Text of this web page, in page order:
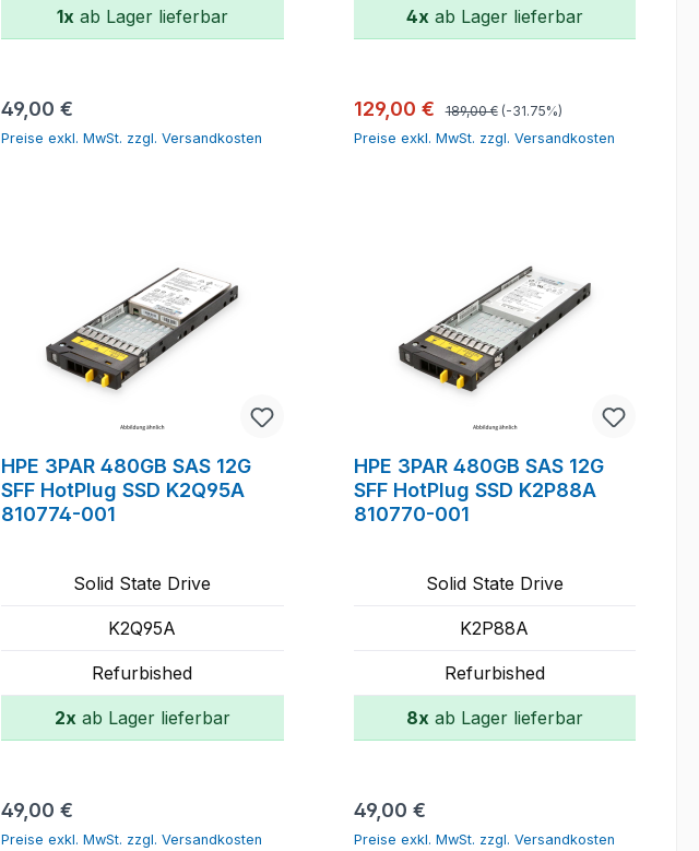
1x ab Lager lieferbar
Regulärer Preis:
49,00 €
Preise exkl. MwSt. zzgl. Versandkosten
4x ab Lager lieferbar
Verkaufspreis:
129,00 € Regulärer Preis:
189,00 € (-31.75%)
Preise exkl. MwSt. zzgl. Versandkosten
In den Warenkorb
HPE 3PAR 480GB SAS 12G
SFF HotPlug SSD K2Q95A
810774-001
Solid State Drive
K2Q95A
Refurbished
2x ab Lager lieferbar
Regulärer Preis:
49,00 €
Preise exkl. MwSt. zzgl. Versandkosten
HPE 3PAR 480GB SAS 12G
SFF HotPlug SSD K2P88A
810770-001
Solid State Drive
K2P88A
Refurbished
8x ab Lager lieferbar
Regulärer Preis:
49,00 €
Preise exkl. MwSt. zzgl. Versandkosten